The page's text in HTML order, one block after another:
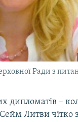
Ради з
–
Литви чітко